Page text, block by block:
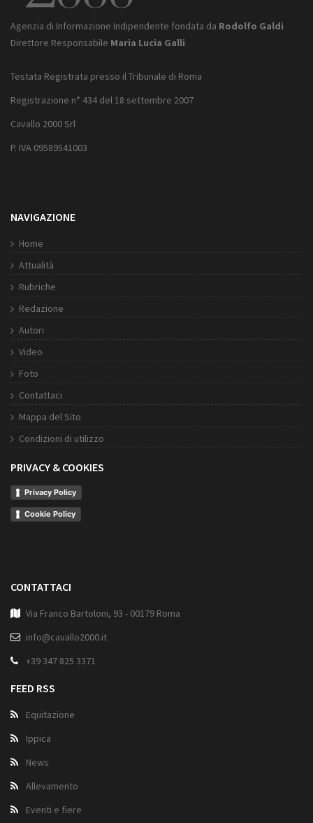
Agenzia di Informazione Indipendente fondata da Rodolfo Galdi
Direttore Responsabile Maria Lucia Galli
Testata Registrata presso il Tribunale di Roma
Registrazione n° 434 del 18 settembre 2007
Cavallo 2000 Srl
P. IVA 09589541003
NAVIGAZIONE
Home
Attualità
Rubriche
Redazione
Autori
Video
Foto
Contattaci
Mappa del Sito
Condizioni di utilizzo
PRIVACY & COOKIES
Privacy Policy
Cookie Policy
CONTATTACI
Via Franco Bartoloni, 93 - 00179 Roma
info@cavallo2000.it
+39 347 825 3371
FEED RSS
Equitazione
Ippica
News
Allevamento
Eventi e fiere